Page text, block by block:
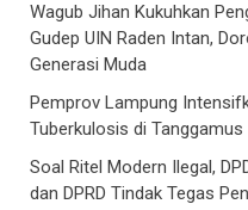
Wagub Jihan Kukuhkan
Gudep UIN Raden Intan,
Generasi Muda
Pemprov Lampung
Tuberkulosis di Tanggamus
Soal Ritel Modern Ilegal,
dan DPRD Tindak Tegas